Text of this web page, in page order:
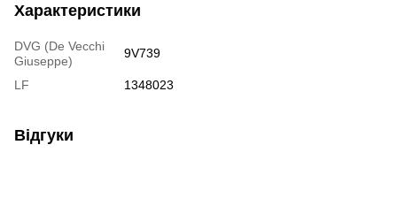
Характеристики
DVG (De Vecchi
Giuseppe)
9V739
LF 1348023
Відгуки